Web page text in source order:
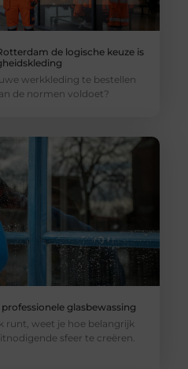
de logische keuze is
werkkleding te bestellen
de normen voldoet?
glasbewassing
runt, weet je hoe belangrijk
sfeer te creëren.